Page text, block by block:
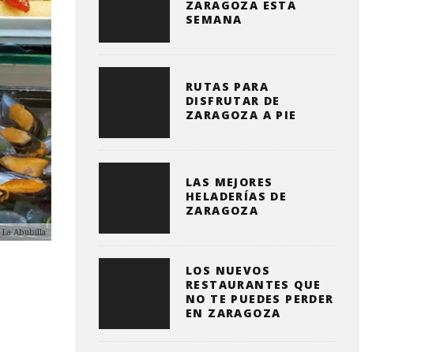
La Abubilla
ZARAGOZA ESTA
SEMANA
RUTAS PARA
DISFRUTAR DE
ZARAGOZA A PIE
LAS MEJORES
HELADERÍAS DE
ZARAGOZA
LOS NUEVOS
RESTAURANTES QUE
NO TE PUEDES PERDER
EN ZARAGOZA